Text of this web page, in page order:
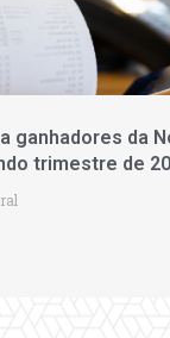
ganhadores da
trimestre de